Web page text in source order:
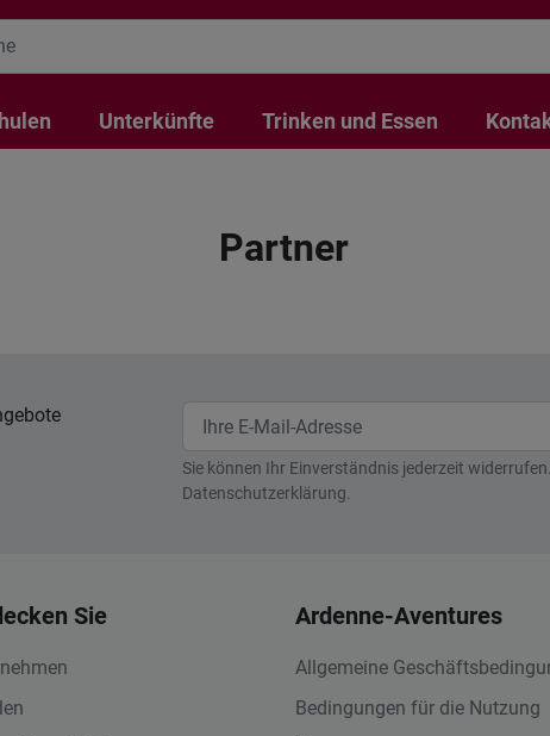
Unterkünfte Trinken und Essen
Partner
Sie können Ihr Einverständnis jederzeit
Datenschutzerklärung.
Sie Ardenne-Aventures
Allgemeine
Bedingungen für die Nutzung